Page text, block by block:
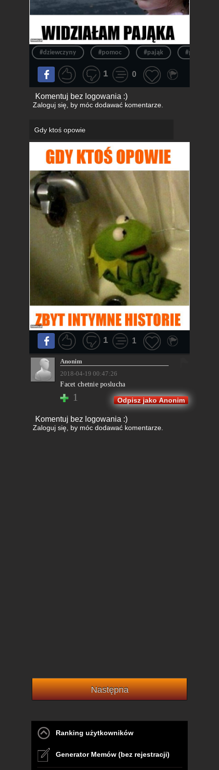
#dziewczyny #pomoc #pająk #pożar
1 0
Komentuj bez logowania :)
Zaloguj się, by móc dodawać komentarze.
Gdy ktoś opowie
1 1
Anonim
2018-04-19 00:47:26
Facet chetnie poslucha
1 Odpisz jako Anonim
Komentuj bez logowania :)
Zaloguj się, by móc dodawać komentarze.
Następna
Ranking użytkowników
Generator Memów (bez rejestracji)